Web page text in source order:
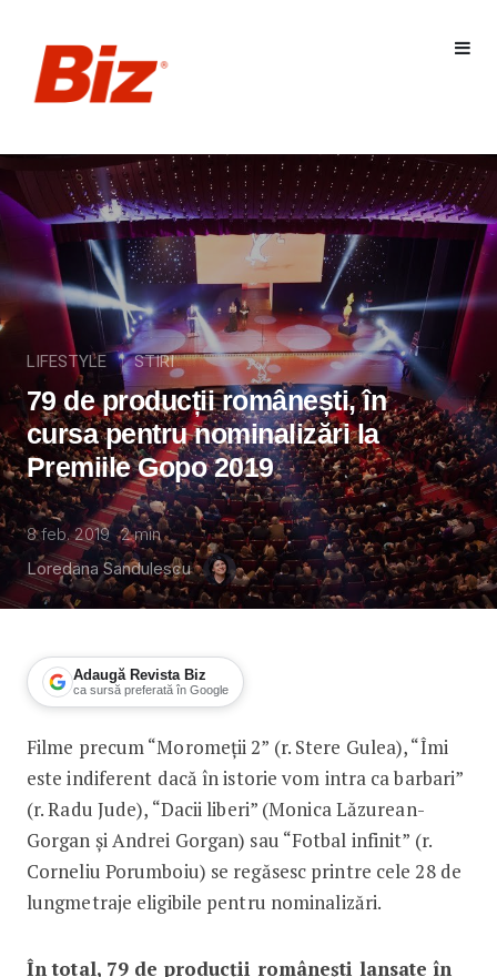
LIFESTYLE STIRI
79 de producții românești, în
cursa pentru nominalizări la
Premiile Gopo 2019
8 feb. 2019 2min
Loredana Sandulescu
Adaugă Revista Biz
ca sursă preferată în Google
79 de producții românești, în cursa
Filme precum “Moromeții 2” (r. Stere Gulea), “Îmi
este indiferent dacă în istorie vom intra ca barbari”
(r. Radu Jude), “Dacii liberi” (Monica Lăzurean-
Gorgan și Andrei Gorgan) sau “Fotbal infinit” (r.
Corneliu Porumboiu) se regăsesc printre cele 28 de
lungmetraje eligibile pentru nominalizări.
În total, 79 de producții românești lansate în